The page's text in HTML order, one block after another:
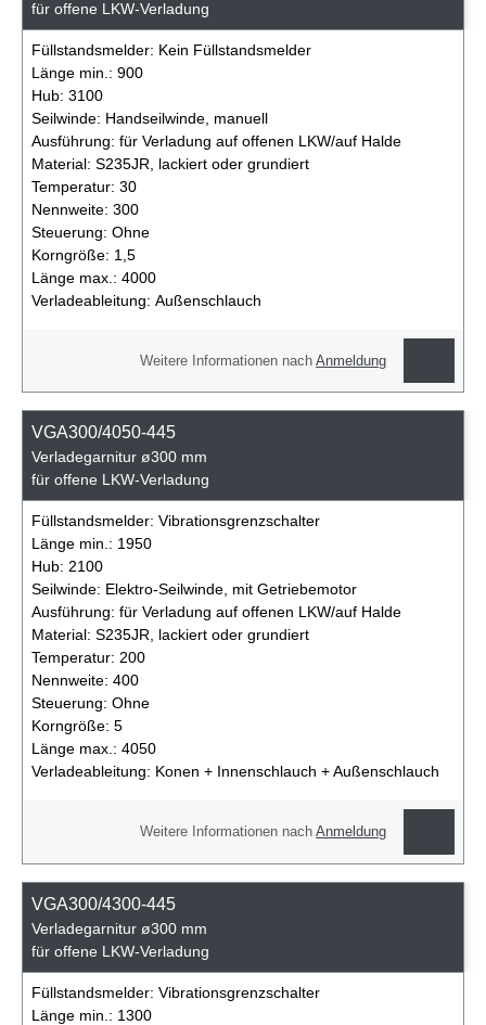
für offene LKW-Verladung
Füllstandsmelder: Kein Füllstandsmelder
Länge min.: 900
Hub: 3100
Seilwinde: Handseilwinde, manuell
Ausführung: für Verladung auf offenen LKW/auf Halde
Material: S235JR, lackiert oder grundiert
Temperatur: 30
Nennweite: 300
Steuerung: Ohne
Korngröße: 1,5
Länge max.: 4000
Verladeableitung: Außenschlauch
Weitere Informationen nachAnmeldung
VGA300/4050-445
Verladegarnitur ø300 mm
für offene LKW-Verladung
Füllstandsmelder: Vibrationsgrenzschalter
Länge min.: 1950
Hub: 2100
Seilwinde: Elektro-Seilwinde, mit Getriebemotor
Ausführung: für Verladung auf offenen LKW/auf Halde
Material: S235JR, lackiert oder grundiert
Temperatur: 200
Nennweite: 400
Steuerung: Ohne
Korngröße: 5
Länge max.: 4050
Verladeableitung: Konen + Innenschlauch + Außenschlauch
Weitere Informationen nachAnmeldung
VGA300/4300-445
Verladegarnitur ø300 mm
für offene LKW-Verladung
Füllstandsmelder: Vibrationsgrenzschalter
Länge min.: 1300